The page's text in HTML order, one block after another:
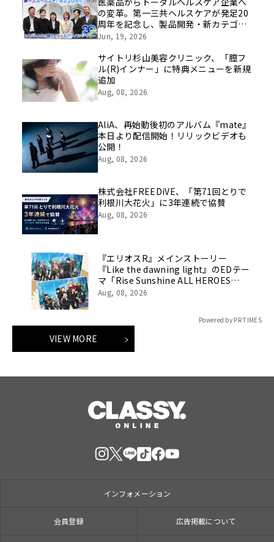
の変革。第一三共ヘルスケアが発足20
周年を記念し、製品開発・新カテゴリ
挑戦の舞台や旧社統合時のエピソード
像を公開！
Jun, 19, 2026
サイトリ杉山美容クリニック、「膣フ
ル(R)インナー」に特典メニューを新規
追加
Aug, 08, 2026
AliA、再始動後初のアルバム『mate』
本日より配信開始！リリックビデオも
公開！
Aug, 08, 2026
株式会社FREEDiVE、「第71回とりで
利根川大花火」に3年連続で協賛
Aug, 08, 2026
『エリオスR』メインストーリー
『Like the dawning light』のEDテー
マ「Rise Sunshine ALL HEROES
Ver.」がフルサイズ配信決定！
Aug, 08, 2026
Powered by PR TIMES
VIEW MORE
インフォメーション
会員登録 広告掲載について